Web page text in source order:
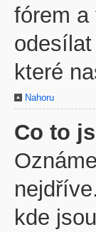
fórem a
které
Nahoru
Co to
kde